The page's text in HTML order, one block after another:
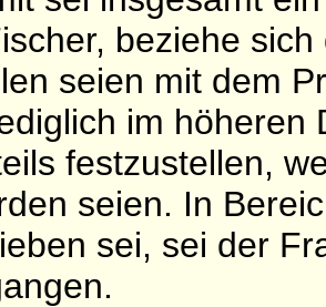
beziehe
seien mit dem
im höheren
festzustellen,
seien. In
sei, sei der